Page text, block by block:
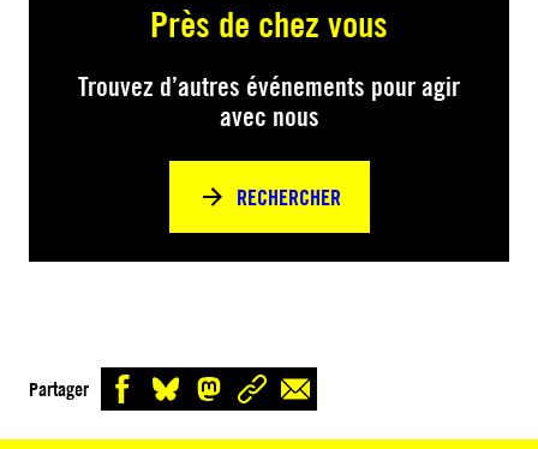
Près de chez vous
Trouvez d’autres événements pour agir
avec nous
RECHERCHER
Partager